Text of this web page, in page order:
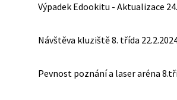
Výpadek Edookitu - Aktualizace
Návštěva kluziště 8. třída
Pevnost poznání a laser aréna